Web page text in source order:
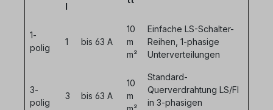
l
1-
polig
1 bis 63 A
10
m
m²
Einfache LS-Schalter-
Reihen, 1-phasige
Unterverteilungen
3-
polig
3 bis 63 A
10
m
Standard-
Querverdrahtung LS/FI
in 3-phasigen